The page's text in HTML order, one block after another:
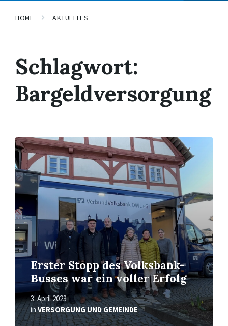
HOME AKTUELLES
Schlagwort:
Bargeldversorgung
Erster Stopp des Volksbank-
Busses war ein voller Erfolg
3. April 2023
inVERSORGUNG UND GEMEINDE
Read
More